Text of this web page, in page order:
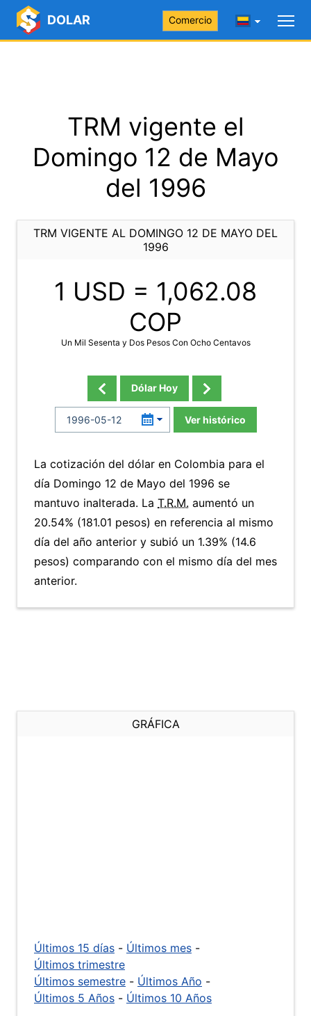
DOLAR Comercio
TRM vigente el
Domingo 12 de Mayo
del 1996
TRM VIGENTE AL DOMINGO 12 DE MAYO DEL
1996
1 USD = 1,062.08
COP
Un Mil Sesenta y Dos Pesos Con Ocho Centavos
Dólar Hoy
Ver histórico
La cotización del dólar en Colombia para el
día Domingo 12 de Mayo del 1996 se
mantuvo inalterada. La T.R.M. aumentó un
20.54% (181.01 pesos) en referencia al mismo
día del año anterior y subió un 1.39% (14.6
pesos) comparando con el mismo día del mes
anterior.
GRÁFICA
Últimos 15 días - Últimos mes -
Últimos trimestre
Últimos semestre - Últimos Año -
Últimos 5 Años - Últimos 10 Años